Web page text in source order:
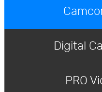
Digital
PRO